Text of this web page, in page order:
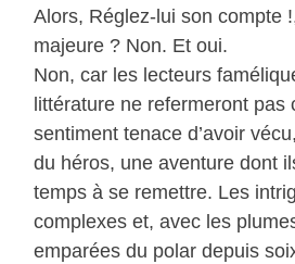
Alors, Réglez-lui son compte
majeure ? Non. Et oui.
Non, car les lecteurs
littérature ne refermeront pas
sentiment tenace d’avoir
du héros, une aventure dont
temps à se remettre. Les
complexes et, avec les
emparées du polar depuis